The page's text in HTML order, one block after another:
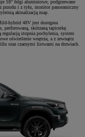
18” felgi aluminiowe, podgrzewane
przodu i z tyłu, monitor panoramiczny
aktualizacją map.
hybrid 48V jest dostępna
skórzaną tapicerkę
stopnia pochylenia, system
oświetlenie wnętrza, a z zewnątrz
oraz czarnymi listwami na drzwiach.